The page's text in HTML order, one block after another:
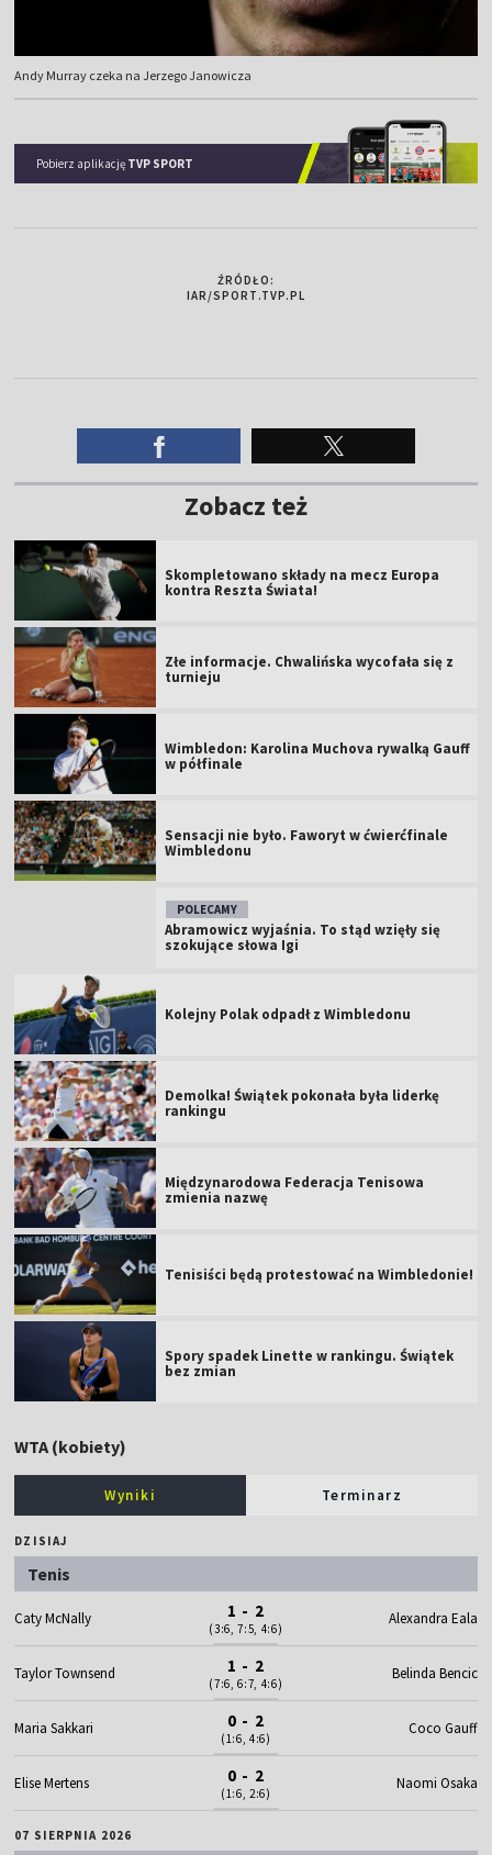
Andy Murray czeka na Jerzego Janowicza
Pobierz aplikację TVP SPORT
ŹRÓDŁO:
IAR/SPORT.TVP.PL
Zobacz też
Skompletowano składy na mecz Europa
kontra Reszta Świata!
Złe informacje. Chwalińska wycofała się z
turnieju
Wimbledon: Karolina Muchova rywalką Gauff
w półfinale
Sensacji nie było. Faworyt w ćwierćfinale
Wimbledonu
POLECAMY
Abramowicz wyjaśnia. To stąd wzięły się
szokujące słowa Igi
Kolejny Polak odpadł z Wimbledonu
Demolka! Świątek pokonała była liderkę
rankingu
Międzynarodowa Federacja Tenisowa
zmienia nazwę
Tenisiści będą protestować na Wimbledonie!
Spory spadek Linette w rankingu. Świątek
bez zmian
WTA (kobiety)
Wyniki Terminarz
DZISIAJ
Tenis
Caty McNally 1 - 2
(3:6, 7:5, 4:6)
Alexandra Eala
Taylor Townsend 1 - 2
(7:6, 6:7, 4:6)
Belinda Bencic
Maria Sakkari 0 - 2
(1:6, 4:6)
Coco Gauff
Elise Mertens 0 - 2
(1:6, 2:6)
Naomi Osaka
07 SIERPNIA 2026